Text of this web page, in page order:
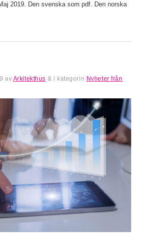
2019. Den svenska som pdf. Den norska
av Arkitekthus & i kategorin Nyheter från